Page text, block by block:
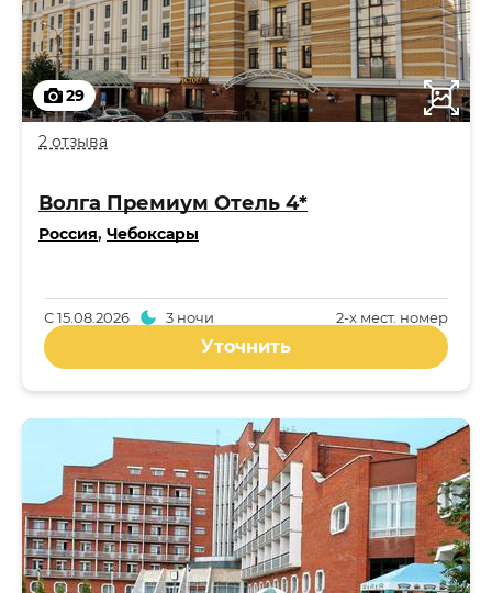
29
2 отзыва
Волга Премиум Отель 4*
Россия, Чебоксары
2-x мест. номер
С15.08.2026 3 ночи
Уточнить